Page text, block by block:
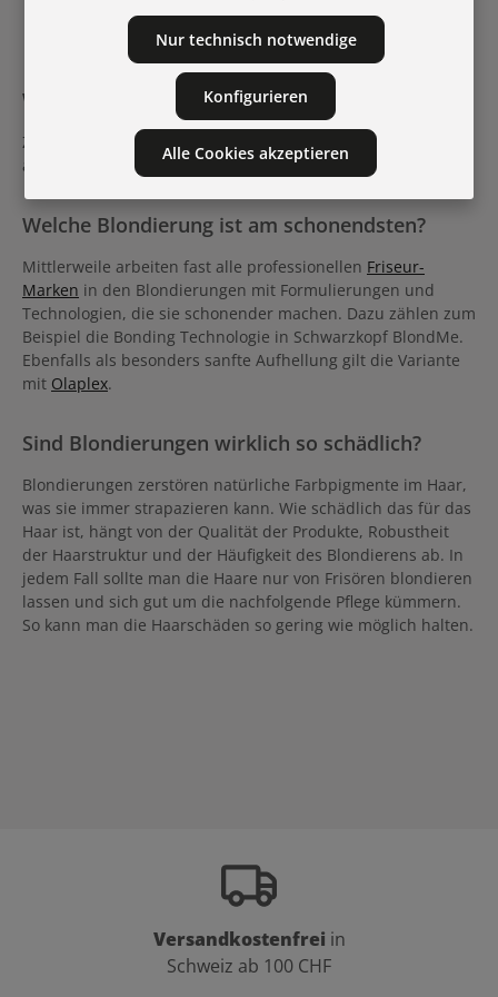
Fragen
Wieviel Abstand zwischen Blondierungen?
Zwischen einzelnen Blondierungen solltest du sechs bis
acht Wochen warten.
Welche Blondierung ist am schonendsten?
Mittlerweile arbeiten fast alle professionellen Friseur-
Marken in den Blondierungen mit Formulierungen und
Technologien, die sie schonender machen. Dazu zählen zum
Beispiel die Bonding Technologie in Schwarzkopf BlondMe.
Ebenfalls als besonders sanfte Aufhellung gilt die Variante
mit Olaplex.
Sind Blondierungen wirklich so schädlich?
Blondierungen zerstören natürliche Farbpigmente im Haar,
was sie immer strapazieren kann. Wie schädlich das für das
Haar ist, hängt von der Qualität der Produkte, Robustheit
der Haarstruktur und der Häufigkeit des Blondierens ab. In
jedem Fall sollte man die Haare nur von Frisören blondieren
lassen und sich gut um die nachfolgende Pflege kümmern.
So kann man die Haarschäden so gering wie möglich halten.
Versandkostenfrei in
Schweiz ab 100 CHF
Nur technisch notwendige
Konfigurieren
Alle Cookies akzeptieren